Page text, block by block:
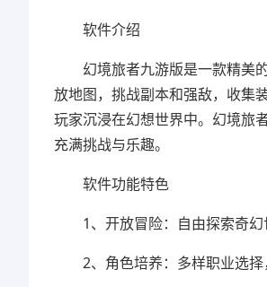
软件介绍
幻境旅者九游版是一款精美的
放地图，挑战副本和强敌，收集
玩家沉浸在幻想世界中。幻境旅
充满挑战与乐趣。
软件功能特色
1、开放冒险：自由探索奇幻
2、角色培养：多样职业选择